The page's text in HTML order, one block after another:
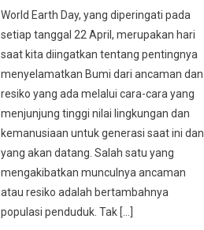
World Earth Day, yang diperingati pada
setiap tanggal 22 April, merupakan hari
saat kita diingatkan tentang pentingnya
menyelamatkan Bumi dari ancaman dan
resiko yang ada melalui cara-cara yang
menjunjung tinggi nilai lingkungan dan
kemanusiaan untuk generasi saat ini dan
yang akan datang. Salah satu yang
mengakibatkan munculnya ancaman
atau resiko adalah bertambahnya
populasi penduduk. Tak […]